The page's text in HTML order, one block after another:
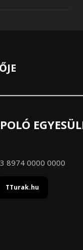
8974 0000 0000
TTurak.hu